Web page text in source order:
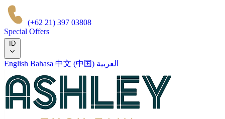
(+62 21) 397 03808
Special Offers
ID
English Bahasa 中文 (中国) العربية